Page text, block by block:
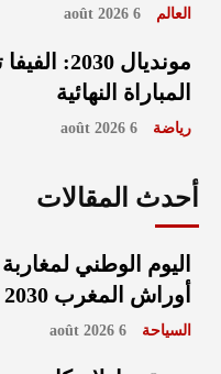
العالم 6 août 2026
مونديال
المباراة النهائية
رياضة 6 août 2026
أحدث المقالات
اليوم الوطني
أوراش المغرب 2030
السياحة 6 août 2026